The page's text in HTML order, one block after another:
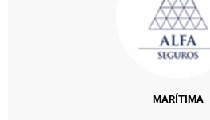
MARÍTIMA